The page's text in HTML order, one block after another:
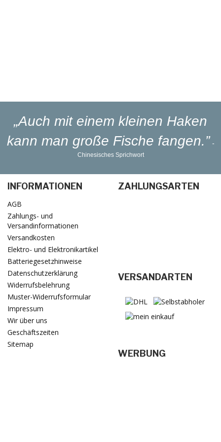
„Auch mit einem kleinen Haken
kann man große Fische fangen.” -
Chinesisches Sprichwort
INFORMATIONEN
AGB
Zahlungs- und
Versandinformationen
Versandkosten
Elektro- und Elektronikartikel
Batteriegesetzhinweise
Datenschutzerklärung
Widerrufsbelehrung
Muster-Widerrufsformular
Impressum
Wir über uns
Geschäftszeiten
Sitemap
ZAHLUNGSARTEN
VERSANDARTEN
WERBUNG